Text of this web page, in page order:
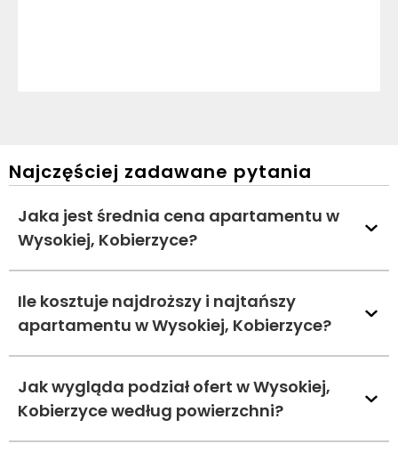
Najczęściej zadawane pytania
Jaka jest średnia cena apartamentu w
Wysokiej, Kobierzyce?
Ile kosztuje najdroższy i najtańszy
apartamentu w Wysokiej, Kobierzyce?
Jak wygląda podział ofert w Wysokiej,
Kobierzyce według powierzchni?